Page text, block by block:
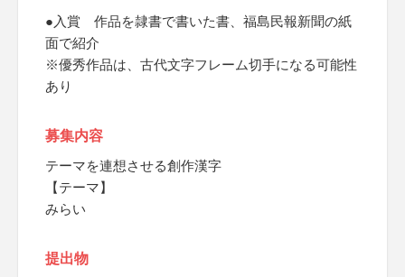
●入賞 作品を隷書で書いた書、福島民報新聞の紙
面で紹介
※優秀作品は、古代文字フレーム切手になる可能性
あり
募集内容
テーマを連想させる創作漢字
【テーマ】
みらい
提出物